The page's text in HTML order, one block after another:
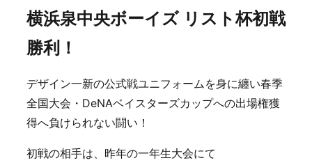
横浜泉中央ボーイズ リスト杯初戦
勝利！
デザイン一新の公式戦ユニフォームを身に纏い春季
全国大会・DeNAベイスターズカップへの出場権獲
得へ負けられない闘い！
初戦の相手は、昨年の一年生大会にて